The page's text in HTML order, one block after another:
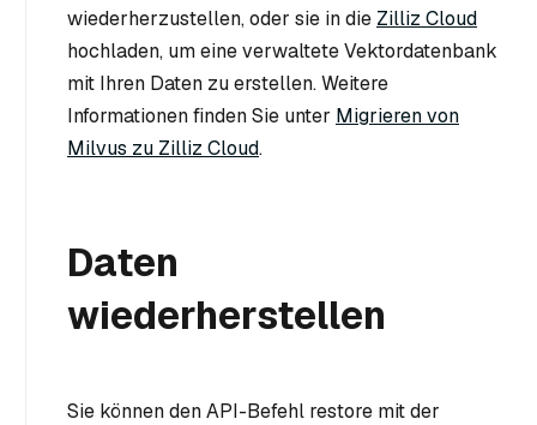
wiederherzustellen, oder sie in die Zilliz Cloud
hochladen, um eine verwaltete Vektordatenbank
mit Ihren Daten zu erstellen. Weitere
Informationen finden Sie unter Migrieren von
Milvus zu Zilliz Cloud.
Daten
wiederherstellen
Sie können den API-Befehl restore mit der